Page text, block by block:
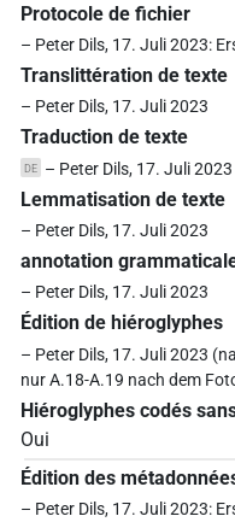
Protocole de fichier
– Peter Dils, 17. Juli 2023:
Translittération de texte
– Peter Dils, 17. Juli 2023
Traduction de texte
DE – Peter Dils, 17. Juli 2023
Lemmatisation de texte
– Peter Dils, 17. Juli 2023
annotation
– Peter Dils, 17. Juli 2023
Édition de hiéroglyphes
– Peter Dils, 17. Juli 2023
nur A.18-A.19 nach dem
Hiéroglyphes codés
Oui
Édition des
– Peter Dils, 17. Juli 2023: